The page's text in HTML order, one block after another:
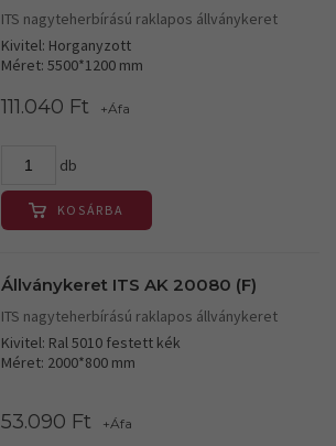
ITS nagyteherbírású raklapos állványkeret
Kivitel: Horganyzott
Méret: 5500*1200 mm
111.040 Ft +Áfa
db
KOSÁRBA
Állványkeret ITS AK 20080 (F)
ITS nagyteherbírású raklapos állványkeret
Kivitel: Ral 5010 festett kék
Méret: 2000*800 mm
53.090 Ft +Áfa